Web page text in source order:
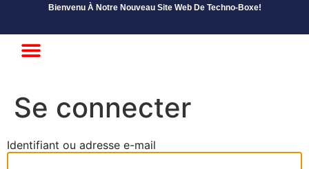
Bienvenu À Notre Nouveau Site Web De Techno-Boxe!
Se connecter
Identifiant ou adresse e-mail